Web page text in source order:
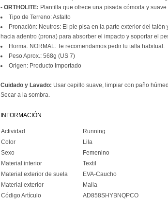
- ORTHOLITE: Plantilla que ofrece una pisada cómoda y suave.
Tipo de Terreno: Asfalto
Pronación: Neutros: El pie pisa en la parte exterior del talón
hacia adentro (prona) para absorber el impacto y soportar el
Horma: NORMAL: Te recomendamos pedir tu talla habitual.
Peso Aprox.: 568g (US 7)
Origen: Producto Importado
Cuidado y Lavado: Usar cepillo suave, limpiar con paño
Secar a la sombra.
INFORMACIÓN
Actividad
Running
Color
Lila
Sexo
Femenino
Material interior
Textil
Material exterior de suela
EVA-Caucho
Material exterior
Malla
Código Artículo
AD858SHYBNQPCO